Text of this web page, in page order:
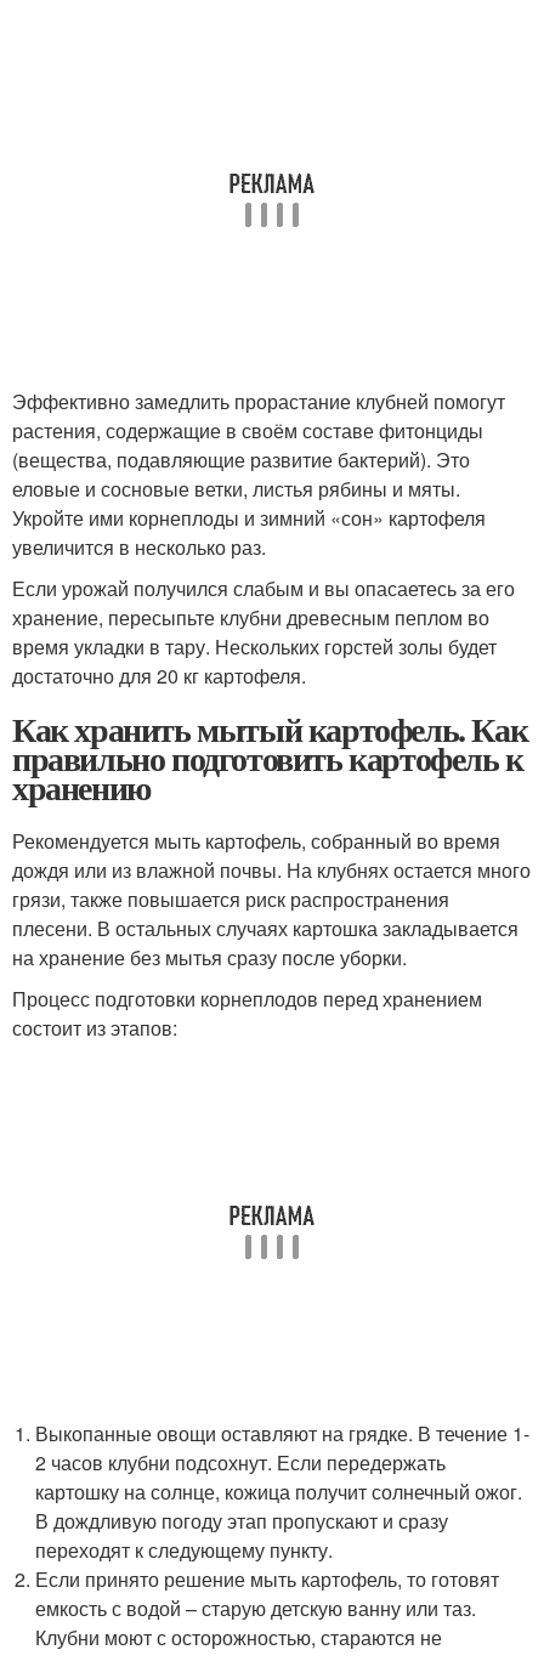
Эффективно замедлить прорастание клубней помогут
растения, содержащие в своём составе фитонциды
(вещества, подавляющие развитие бактерий). Это
еловые и сосновые ветки, листья рябины и мяты.
Укройте ими корнеплоды и зимний «сон» картофеля
увеличится в несколько раз.
Если урожай получился слабым и вы опасаетесь за его
хранение, пересыпьте клубни древесным пеплом во
время укладки в тару. Нескольких горстей золы будет
достаточно для 20 кг картофеля.
Как хранить мытый картофель. Как
правильно подготовить картофель к
хранению
Рекомендуется мыть картофель, собранный во время
дождя или из влажной почвы. На клубнях остается много
грязи, также повышается риск распространения
плесени. В остальных случаях картошка закладывается
на хранение без мытья сразу после уборки.
Процесс подготовки корнеплодов перед хранением
состоит из этапов:
Выкопанные овощи оставляют на грядке. В течение 1-
2 часов клубни подсохнут. Если передержать
картошку на солнце, кожица получит солнечный ожог.
В дождливую погоду этап пропускают и сразу
переходят к следующему пункту.
Если принято решение мыть картофель, то готовят
емкость с водой – старую детскую ванну или таз.
Клубни моют с осторожностью, стараются не